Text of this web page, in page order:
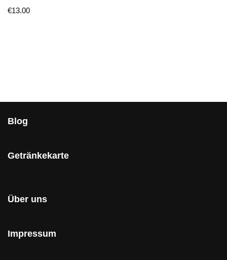
€13.00
Blog
Getränkekarte
Über uns
Impressum